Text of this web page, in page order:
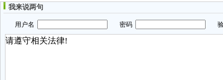
我来说两句
用户名 密码 验